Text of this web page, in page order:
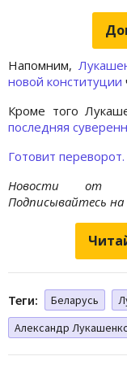
Напомним,
новой конституции
Кроме того
последняя
Готовит
Новости от
Подписывайтесь
Теги: Беларусь
Александр